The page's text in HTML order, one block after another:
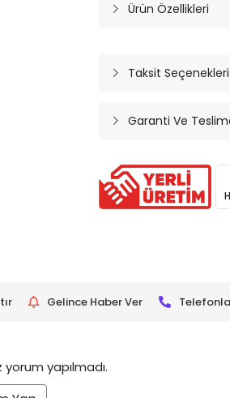
Ürün Özellikleri
Taksit Seçenekleri
Garanti Ve
Gelince Haber Ver
yapılmadı.